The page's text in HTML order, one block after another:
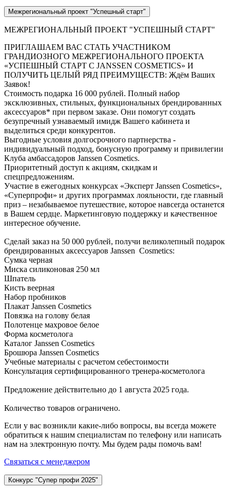
Межрегиональный проект "Успешный старт"
МЕЖРЕГИОНАЛЬНЫЙ ПРОЕКТ "УСПЕШНЫЙ СТАРТ"
ПРИГЛАШАЕМ ВАС СТАТЬ УЧАСТНИКОМ
ГРАНДИОЗНОГО МЕЖРЕГИОНАЛЬНОГО ПРОЕКТА
«УСПЕШНЫЙ СТАРТ С JANSSEN COSMETICS» И
ПОЛУЧИТЬ ЦЕЛЫЙ РЯД ПРЕИМУЩЕСТВ: Ждём Ваших
Заявок!
Стоимость подарка 16 000 рублей. Полный набор
эксклюзивных, стильных, функциональных брендированных
аксессуаров* при первом заказе. Они помогут создать
безупречный узнаваемый имидж Вашего кабинета и
выделиться среди конкурентов.
Выгодные условия долгосрочного партнерства -
индивидуальный подход, бонусную программу и привилегии
Клуба амбассадоров Janssen Cosmetics.
Приоритетный доступ к акциям, скидкам и
спецпредложениям.
Участие в ежегодных конкурсах «Эксперт Janssen Cosmetiсs»,
«Суперпрофи» и других программах лояльности, где главный
приз – незабываемое путешествие, которое навсегда останется
в Вашем сердце. Маркетинговую поддержку и качественное
интересное обучение.
Сделай заказ на 50 000 рублей, получи великолепный подарок
брендированных аксессуаров Janssen Cosmetics:
Сумка черная
Миска силиконовая 250 мл
Шпатель
Кисть веерная
Набор пробников
Плакат Janssen Cosmetics
Повязка на голову белая
Полотенце махровое белое
Форма косметолога
Каталог Janssen Cosmetics
Брошюра Janssen Cosmetics
Учебные материалы с расчетом себестоимости
Консультация сертифицированного тренера-косметолога
Предложение действительно до 1 августа 2025 года.
Количество товаров ограничено.
Если у вас возникли какие-либо вопросы, вы всегда можете
обратиться к нашим специалистам по телефону или написать
нам на электронную почту. Мы будем рады помочь вам!
Связаться с менеджером
Конкурс "Супер профи 2025"